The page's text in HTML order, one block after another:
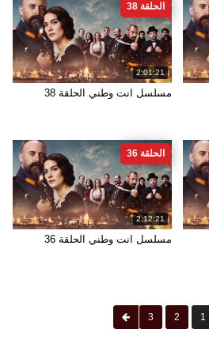
2:01:21
الحلقة 38
مسلسل انت وطني الحلقة 38
2:12:21
الحلقة 36
مسلسل انت وطني الحلقة 36
1
2
3